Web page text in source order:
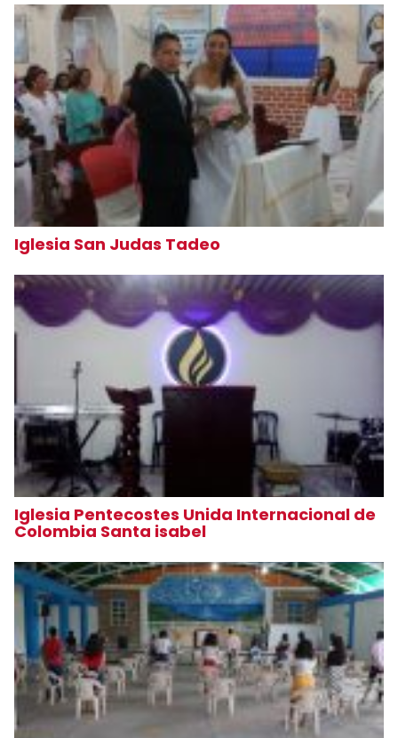
Iglesia San Judas Tadeo
Iglesia Pentecostes Unida Internacional de
Colombia Santa isabel